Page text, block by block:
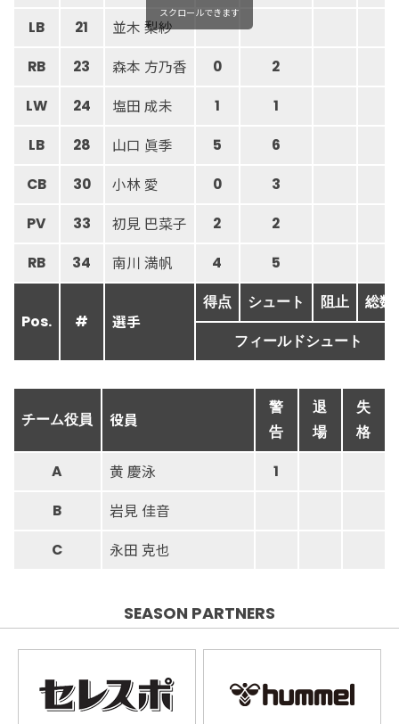
LB 21 並木 梨紗
RB 23 森本 方乃香 0 2
LW 24 塩田 成未 1 1
LB 28 山口 眞季 5 6
CB 30 小林 愛 0 3
PV 33 初見 巴菜子 2 2
RB 34 南川 満帆 4 5
Pos. # 選手
得点 シュート 阻止 総数
フィールドシュート
スクロールできます
チーム役員 役員
警
告
退
場
失
格
A 黄 慶泳 1
B 岩見 佳音
C 永田 克也
SEASON PARTNERS